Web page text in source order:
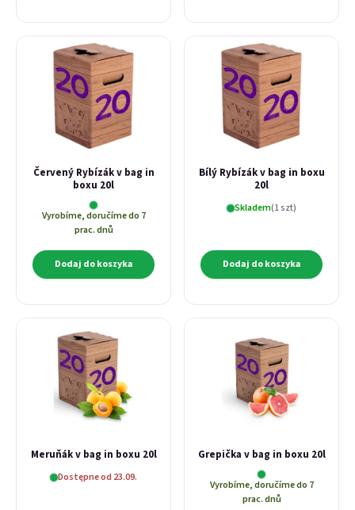
Červený Rybízák v bag in
boxu 20l
Vyrobíme, doručíme do 7
prac. dnů
Dodaj do koszyka
Bílý Rybízák v bag in boxu
20l
Skladem(1 szt)
Dodaj do koszyka
Meruňák v bag in boxu 20l
Dostępne od 23.09.
Grepička v bag in boxu 20l
Vyrobíme, doručíme do 7
prac. dnů